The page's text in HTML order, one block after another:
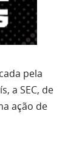
pela
a SEC, de
ação de